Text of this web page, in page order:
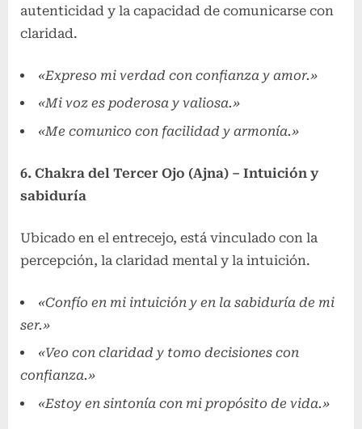
autenticidad y la capacidad de comunicarse con
claridad.
«Expreso mi verdad con confianza y amor.»
«Mi voz es poderosa y valiosa.»
«Me comunico con facilidad y armonía.»
6. Chakra del Tercer Ojo (Ajna) – Intuición y
sabiduría
Ubicado en el entrecejo, está vinculado con la
percepción, la claridad mental y la intuición.
«Confío en mi intuición y en la sabiduría de mi
ser.»
«Veo con claridad y tomo decisiones con
confianza.»
«Estoy en sintonía con mi propósito de vida.»